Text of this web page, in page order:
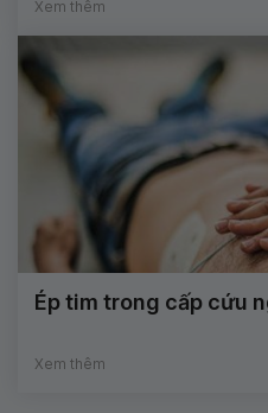
Xem thêm
Ép tim trong cấp cứu
Xem thêm